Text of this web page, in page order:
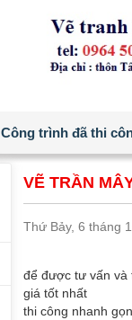
Công trình đã thi
VẼ TRẦN
Thứ Bảy, 6 tháng
để được tư vấn và
giá tốt nhất
thi công nhanh